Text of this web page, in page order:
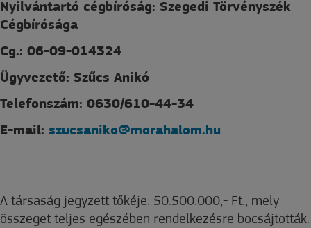
Nyilvántartó cégbíróság: Szegedi Törvényszék
Cégbírósága
Cg.: 06-09-014324
Ügyvezető: Szűcs Anikó
Telefonszám: 0630/610-44-34
E-mail: szucsaniko@morahalom.hu
A társaság jegyzett tőkéje: 50.500.000,- Ft., mely
összeget teljes egészében rendelkezésre bocsájtották.